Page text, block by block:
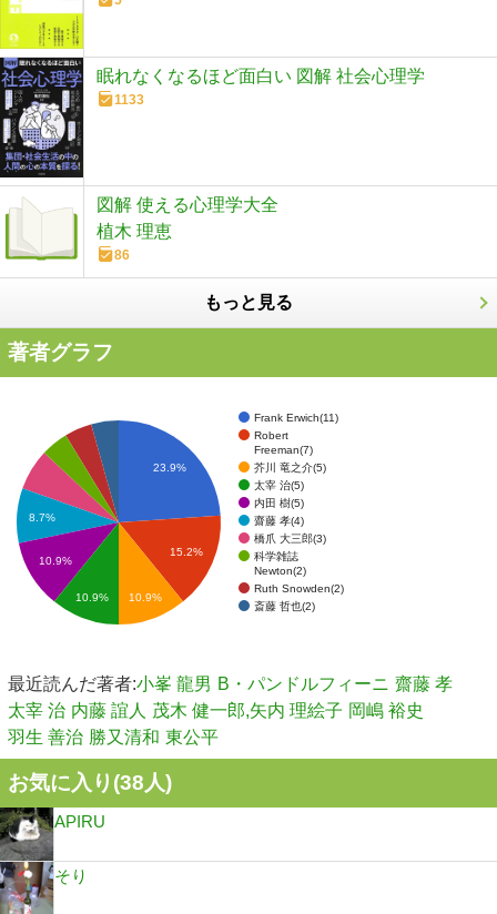
眠れなくなるほど面白い 図解 社会心理学
1133
図解 使える心理学大全
植木 理恵
86
もっと見る
著者グラフ
Frank Erwich(11)
Robert
Freeman(7)
芥川 竜之介(5)
太宰 治(5)
内田 樹(5)
齋藤 孝(4)
橋爪 大三郎(3)
科学雑誌
Newton(2)
Ruth Snowden(2)
斎藤 哲也(2)
23.9%
15.2%
8.7%
10.9%
10.9% 10.9%
最近読んだ著者:小峯 龍男 B・パンドルフィーニ 齋藤 孝
太宰 治 内藤 誼人 茂木 健一郎,矢内 理絵子 岡嶋 裕史
羽生 善治 勝又清和 東公平
お気に入り(38人)
APIRU
そり